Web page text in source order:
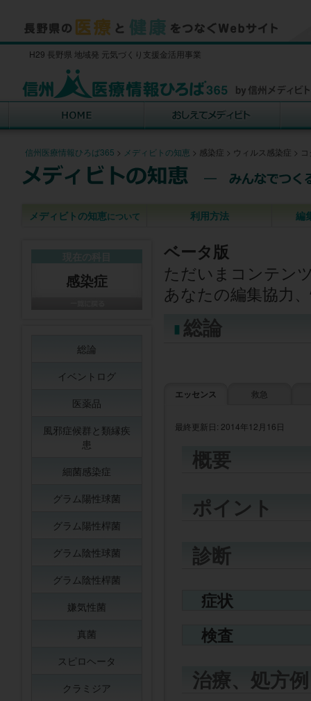
H29 長野県 地域発 元気づくり支援金活用事業
信州医療情報ひろば365 > メディビトの知恵 > 感染症 > ウィルス感染症 >
メディビトの知恵について 利用方法 編
ベータ版
ただいまコンテン
あなたの編集協力
総論
エッセンス 救急
最終更新日: 2014年12月16日
概要
ポイント
診断
症状
検査
治療、処方例
感染症
総論
イベントログ
医薬品
風邪症候群と類縁疾
患
細菌感染症
グラム陽性球菌
グラム陽性桿菌
グラム陰性球菌
グラム陰性桿菌
嫌気性菌
真菌
スピロヘータ
クラミジア